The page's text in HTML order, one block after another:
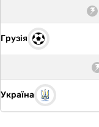
Грузія
Україна